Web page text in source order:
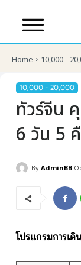
เส้นทางที่ต้อง
Home 10,000 -
10,000 - 20,000
ทัวร์จีน
6 วัน 5
By AdminBB
โปรแกรมการเดิ